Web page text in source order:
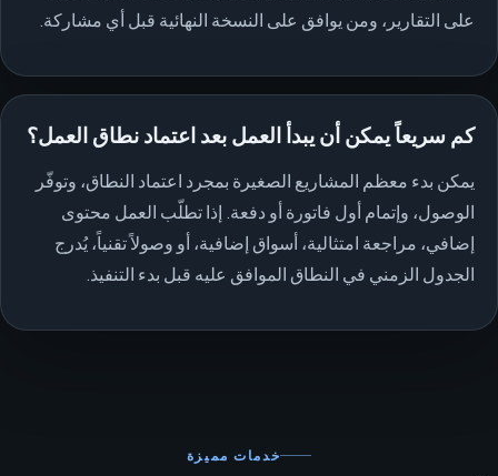
على التقارير، ومن يوافق على النسخة النهائية قبل أي مشاركة.
كم سريعاً يمكن أن يبدأ العمل بعد اعتماد نطاق العمل؟
يمكن بدء معظم المشاريع الصغيرة بمجرد اعتماد النطاق، وتوفّر
الوصول، وإتمام أول فاتورة أو دفعة. إذا تطلّب العمل محتوى
إضافي، مراجعة امتثالية، أسواق إضافية، أو وصولاً تقنياً، يُدرج
الجدول الزمني في النطاق الموافق عليه قبل بدء التنفيذ.
خدمات مميزة